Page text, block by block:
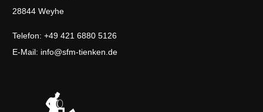
28844 Weyhe
Telefon: +49 421 6880 5126
E-Mail: info@sfm-tienken.de